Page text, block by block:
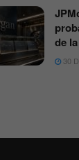
de
30